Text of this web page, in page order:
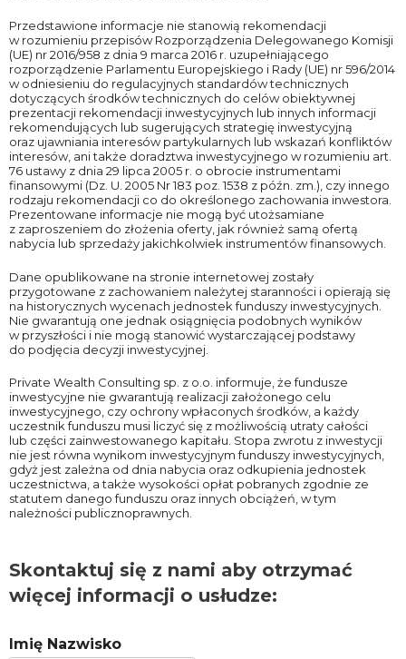
Przedstawione informacje nie stanowią rekomendacji
w rozumieniu przepisów Rozporządzenia Delegowanego Komisji
(UE) nr 2016/958 z dnia 9 marca 2016 r. uzupełniającego
rozporządzenie Parlamentu Europejskiego i Rady (UE) nr 596/2014
w odniesieniu do regulacyjnych standardów technicznych
dotyczących środków technicznych do celów obiektywnej
prezentacji rekomendacji inwestycyjnych lub innych informacji
rekomendujących lub sugerujących strategię inwestycyjną
oraz ujawniania interesów partykularnych lub wskazań konfliktów
interesów, ani także doradztwa inwestycyjnego w rozumieniu art.
76 ustawy z dnia 29 lipca 2005 r. o obrocie instrumentami
finansowymi (Dz. U. 2005 Nr 183 poz. 1538 z późn. zm.), czy innego
rodzaju rekomendacji co do określonego zachowania inwestora.
Prezentowane informacje nie mogą być utożsamiane
z zaproszeniem do złożenia oferty, jak również samą ofertą
nabycia lub sprzedaży jakichkolwiek instrumentów finansowych.
Dane opublikowane na stronie internetowej zostały
przygotowane z zachowaniem należytej staranności i opierają się
na historycznych wycenach jednostek funduszy inwestycyjnych.
Nie gwarantują one jednak osiągnięcia podobnych wyników
w przyszłości i nie mogą stanowić wystarczającej podstawy
do podjęcia decyzji inwestycyjnej.
Private Wealth Consulting sp. z o.o. informuje, że fundusze
inwestycyjne nie gwarantują realizacji założonego celu
inwestycyjnego, czy ochrony wpłaconych środków, a każdy
uczestnik funduszu musi liczyć się z możliwością utraty całości
lub części zainwestowanego kapitału. Stopa zwrotu z inwestycji
nie jest równa wynikom inwestycyjnym funduszy inwestycyjnych,
gdyż jest zależna od dnia nabycia oraz odkupienia jednostek
uczestnictwa, a także wysokości opłat pobranych zgodnie ze
statutem danego funduszu oraz innych obciążeń, w tym
należności publicznoprawnych.
Skontaktuj się z nami aby otrzymać
więcej informacji o usłudze:
Imię Nazwisko